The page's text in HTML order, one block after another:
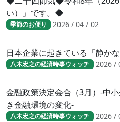
い）」です。◆
季節のお便り 2026 / 04 / 02
日本企業に起きている「静かな
八木宏之の経済時事ウォッチ 2026 /
金融政策決定会合（3月）-中
き金融環境の変化-
八木宏之の経済時事ウォッチ 2026 /